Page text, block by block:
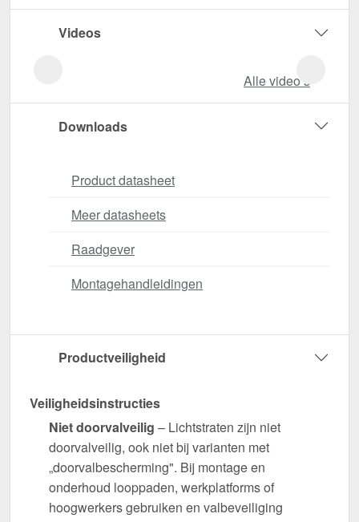
Videos
Alle video‘s
Downloads
Product datasheet
Meer datasheets
Raadgever
Montagehandleidingen
Productveiligheid
Veiligheidsinstructies
Niet doorvalveilig – Lichtstraten zijn niet
doorvalveilig, ook niet bij varianten met
„doorvalbescherming". Bij montage en
onderhoud looppaden, werkplatforms of
hoogwerkers gebruiken en valbeveiliging